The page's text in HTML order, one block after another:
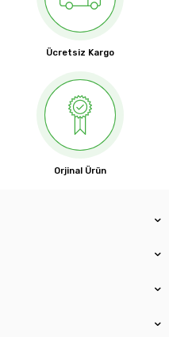
Ücretsiz Kargo
Orjinal Ürün